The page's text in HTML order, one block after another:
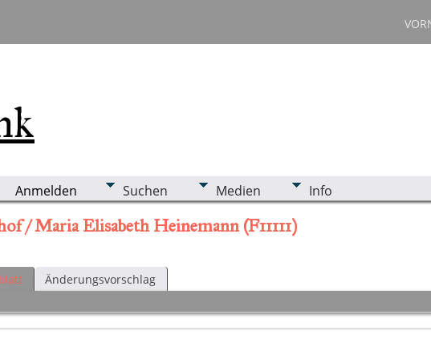
Anmelden Suchen Medien Info
/ Maria Elisabeth Heinemann (F11111)
Änderungsvorschlag